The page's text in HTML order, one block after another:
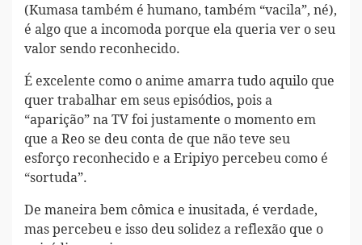
(Kumasa também é humano, também “vacila”, né),
é algo que a incomoda porque ela queria ver o seu
valor sendo reconhecido.
É excelente como o anime amarra tudo aquilo que
quer trabalhar em seus episódios, pois a
“aparição” na TV foi justamente o momento em
que a Reo se deu conta de que não teve seu
esforço reconhecido e a Eripiyo percebeu como é
“sortuda”.
De maneira bem cômica e inusitada, é verdade,
mas percebeu e isso deu solidez a reflexão que o